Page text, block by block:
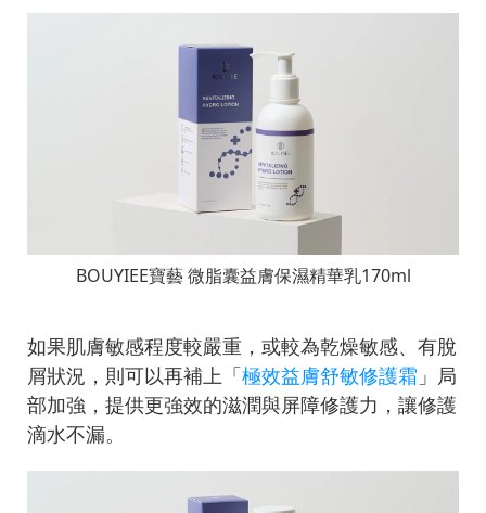
BOUYIEE寶藝 微脂囊益膚保濕精華乳170ml
如果肌膚敏感程度較嚴重，或較為乾燥敏感、有脫
屑狀況，則可以再補上「極效益膚舒敏修護霜 」局
部加強，提供更強效的滋潤與屏障修護力，讓修護
滴水不漏。